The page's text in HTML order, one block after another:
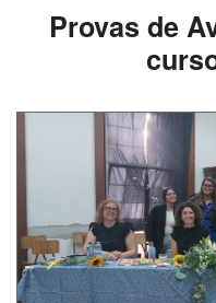
FORmaESAQ
@esaq.erasmus
@oficina.do.largo
@clube_robotica.esaq
ESCOLA
Provas de